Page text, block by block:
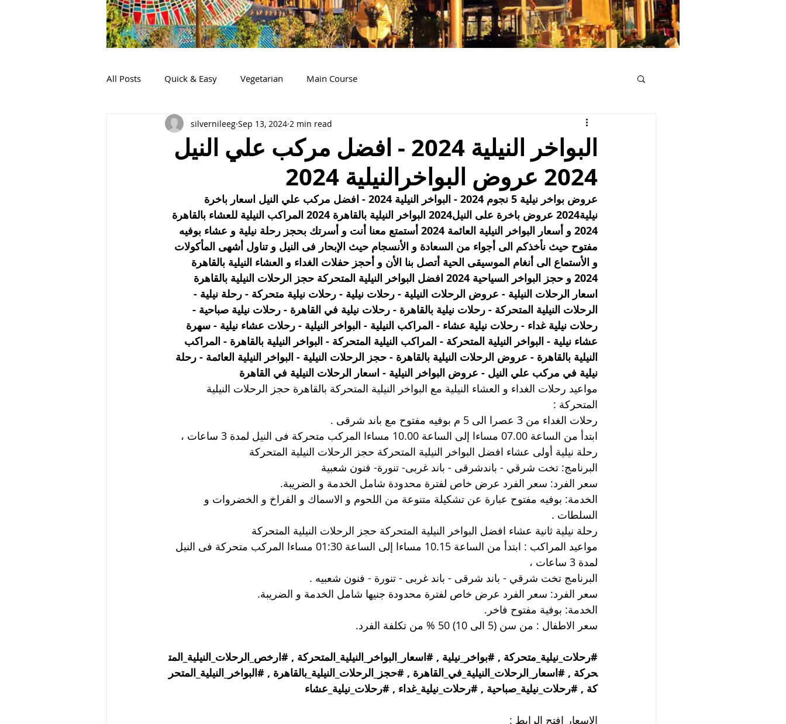
All Posts Quick & Easy Vegetarian Main Course
البواخر النيلية 2024 - افضل مركب علي النيل
2024 عروض البواخرالنيلية 2024
silvernileeg Sep 13, 2024 2 min read
عروض بواخر نيلية 5 نجوم 2024 - البواخر النيلية 2024 - افضل مركب علي النيل اسعار باخرة
نيلية2024 عروض باخرة على النيل2024 البواخر النيلية بالقاهرة 2024 المراكب النيلية للعشاء بالقاهرة
2024 و أسعار البواخر النيلية العائمة 2024 أستمتع معنا أنت و أسرتك بحجز رحلة نيلية و عشاء بوفيه
مفتوح حيث نأخذكم الى أجواء من السعادة و الأنسجام حيث الإبحار فى النيل و تناول أشهى المأكولات
و الأستماع الى أنغام الموسيقى الحية أتصل بنا الأن و أحجز حفلات الغداء و العشاء النيلية بالقاهرة
2024 و حجز البواخر السياحية 2024 افضل البواخر النيلية المتحركة حجز الرحلات النيلية بالقاهرة
اسعار الرحلات النيلية - عروض الرحلات النيلية - رحلات نيلية - رحلات نيلية متحركة - رحلة نيلية -
الرحلات النيلية المتحركة - رحلات نيلية بالقاهرة - رحلات نيلية في القاهرة - رحلات نيلية صباحية -
رحلات نيلية غداء - رحلات نيلية عشاء - المراكب النيلية - البواخر النيلية - رحلات عشاء نيلية - سهرة
عشاء نيلية - البواخر النيلية المتحركة - المراكب النيلية المتحركة - البواخر النيلية بالقاهرة - المراكب
النيلية بالقاهرة - عروض الرحلات النيلية بالقاهرة - حجز الرحلات النيلية - البواخر النيلية العائمة - رحلة
نيلية في مركب علي النيل - عروض البواخر النيلية - اسعار الرحلات النيلية في القاهرة
مواعيد رحلات الغداء و العشاء النيلية مع البواخر النيلية المتحركة بالقاهرة حجز الرحلات النيلية
المتحركة :
رحلات الغداء من 3 عصرا الى 5 م بوفيه مفتوح مع باند شرقى .
ابتدأ من الساعة 07.00 مساءا إلى الساعة 10.00 مساءا المركب متحركة فى النيل لمدة 3 ساعات ،
رحلة نيلية أولى عشاء افضل البواخر النيلية المتحركة حجز الرحلات النيلية المتحركة
البرنامج: تخت شرقي - باندشرقى - باند غربى- تنورة- فنون شعبية
سعر الفرد: سعر الفرد عرض خاص لفترة محدودة شامل الخدمة و الضريبة.
الخدمة: بوفيه مفتوح عبارة عن تشكيلة متنوعة من اللحوم و الاسماك و الفراخ و الخضروات و
السلطات .
رحلة نيلية ثانية عشاء افضل البواخر النيلية المتحركة حجز الرحلات النيلية المتحركة
مواعيد المراكب : ابتدأ من الساعة 10.15 مساءا إلى الساعة 01:30 مساءا المركب متحركة فى النيل
لمدة 3 ساعات ،
البرنامج تخت شرقي - باند شرقى - باند غربى - تنورة - فنون شعبيه .
سعر الفرد: سعر الفرد عرض خاص لفترة محدودة جنيها شامل الخدمة و الضريبة.
الخدمة: بوفية مفتوح فاخر.
سعر الاطفال : من سن (5 الى 10) 50 % من تكلفة الفرد.
#رحلات_نيلية_متحركة , #بواخر_نيلية , #اسعار_البواخر_النيلية_المتحركة , #ارخص_الرحلات_النيلية_المت
حركة , #اسعار_الرحلات_النيلية_في_القاهرة , #حجز_الرحلات_النيلية_بالقاهرة , #البواخر_النيلية_المتحر
كة , #رحلات_نيلية_صباحية , #رحلات_نيلية_غداء , #رحلات_نيلية_عشاء
الاسعار افتح الرابط :